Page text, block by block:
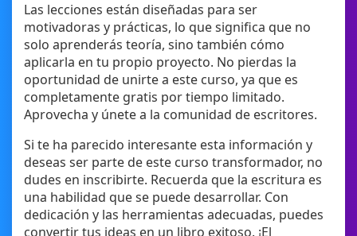
Las lecciones están diseñadas para ser
motivadoras y prácticas, lo que significa que no
solo aprenderás teoría, sino también cómo
aplicarla en tu propio proyecto. No pierdas la
oportunidad de unirte a este curso, ya que es
completamente gratis por tiempo limitado.
Aprovecha y únete a la comunidad de escritores.
Si te ha parecido interesante esta información y
deseas ser parte de este curso transformador, no
dudes en inscribirte. Recuerda que la escritura es
una habilidad que se puede desarrollar. Con
dedicación y las herramientas adecuadas, puedes
convertir tus ideas en un libro exitoso. ¡El